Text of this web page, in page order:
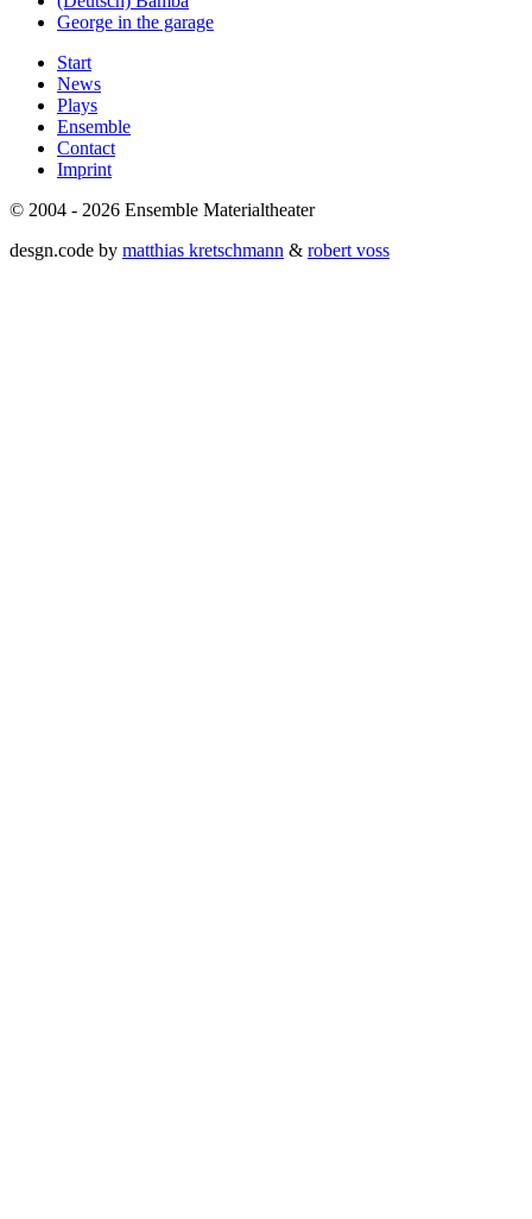
George in the garage
Start
News
Plays
Ensemble
Contact
Imprint
© 2004 - 2026 Ensemble Materialtheater
desgn.code by matthias kretschmann & robert voss